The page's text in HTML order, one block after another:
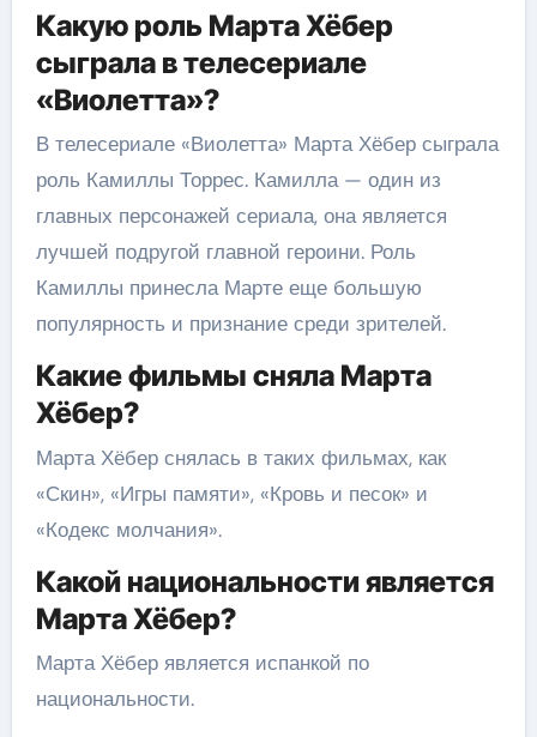
Какую роль Марта Хёбер
сыграла в телесериале
«Виолетта»?
В телесериале «Виолетта» Марта Хёбер сыграла
роль Камиллы Торрес. Камилла — один из
главных персонажей сериала, она является
лучшей подругой главной героини. Роль
Камиллы принесла Марте еще большую
популярность и признание среди зрителей.
Какие фильмы сняла Марта
Хёбер?
Марта Хёбер снялась в таких фильмах, как
«Скин», «Игры памяти», «Кровь и песок» и
«Кодекс молчания».
Какой национальности является
Марта Хёбер?
Марта Хёбер является испанкой по
национальности.